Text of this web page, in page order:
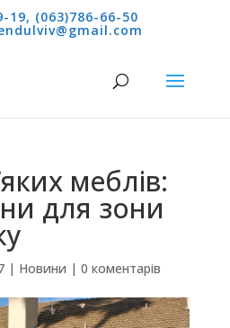
19, (063)786-66-50
меблів:
для зони
| Новини | 0 коментарів